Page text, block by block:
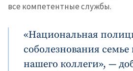
все компетентные службы.
«Национальная
соболезнования
нашего коллеги», —